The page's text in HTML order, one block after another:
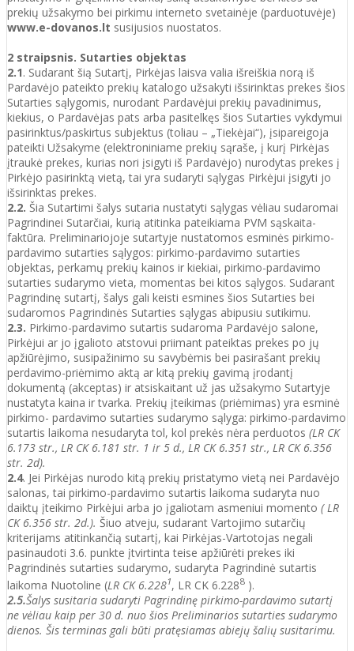
prekių užsakymo bei pirkimu interneto svetainėje (parduotuvėje)
www.e-dovanos.lt susijusios nuostatos.
2 straipsnis. Sutarties objektas
2.1. Sudarant šią Sutartį, Pirkėjas laisva valia išreiškia norą iš
Pardavėjo pateikto prekių katalogo užsakyti išsirinktas prekes šios
Sutarties sąlygomis, nurodant Pardavėjui prekių pavadinimus,
kiekius, o Pardavėjas pats arba pasitelkęs šios Sutarties vykdymui
pasirinktus/paskirtus subjektus (toliau – „Tiekėjai“), įsipareigoja
pateikti Užsakyme (elektroniniame prekių sąraše, į kurį Pirkėjas
įtraukė prekes, kurias nori įsigyti iš Pardavėjo) nurodytas prekes į
Pirkėjo pasirinktą vietą, tai yra sudaryti sąlygas Pirkėjui įsigyti jo
išsirinktas prekes.
2.2. Šia Sutartimi šalys sutaria nustatyti sąlygas vėliau sudaromai
Pagrindinei Sutarčiai, kurią atitinka pateikiama PVM sąskaita-
faktūra. Preliminariojoje sutartyje nustatomos esminės pirkimo-
pardavimo sutarties sąlygos: pirkimo-pardavimo sutarties
objektas, perkamų prekių kainos ir kiekiai, pirkimo-pardavimo
sutarties sudarymo vieta, momentas bei kitos sąlygos. Sudarant
Pagrindinę sutartį, šalys gali keisti esmines šios Sutarties bei
sudaromos Pagrindinės Sutarties sąlygas abipusiu sutikimu.
2.3. Pirkimo-pardavimo sutartis sudaroma Pardavėjo salone,
Pirkėjui ar jo įgalioto atstovui priimant pateiktas prekes po jų
apžiūrėjimo, susipažinimo su savybėmis bei pasirašant prekių
perdavimo-priėmimo aktą ar kitą prekių gavimą įrodantį
dokumentą (akceptas) ir atsiskaitant už jas užsakymo Sutartyje
nustatyta kaina ir tvarka. Prekių įteikimas (priėmimas) yra esminė
pirkimo- pardavimo sutarties sudarymo sąlyga: pirkimo-pardavimo
sutartis laikoma nesudaryta tol, kol prekės nėra perduotos (LR CK
6.173 str., LR CK 6.181 str. 1 ir 5 d., LR CK 6.351 str., LR CK 6.356
str. 2d).
2.4. Jei Pirkėjas nurodo kitą prekių pristatymo vietą nei Pardavėjo
salonas, tai pirkimo-pardavimo sutartis laikoma sudaryta nuo
daiktų įteikimo Pirkėjui arba jo įgaliotam asmeniui momento ( LR
CK 6.356 str. 2d.). Šiuo atveju, sudarant Vartojimo sutarčių
kriterijams atitinkančią sutartį, kai Pirkėjas-Vartotojas negali
pasinaudoti 3.6. punkte įtvirtinta teise apžiūrėti prekes iki
Pagrindinės sutarties sudarymo, sudaryta Pagrindinė sutartis
laikoma Nuotoline (LR CK 6.2281, LR CK 6.2288 ).
2.5.Šalys susitaria sudaryti Pagrindinę pirkimo-pardavimo sutartį
ne vėliau kaip per 30 d. nuo šios Preliminarios sutarties sudarymo
dienos. Šis terminas gali būti pratęsiamas abiejų šalių susitarimu.